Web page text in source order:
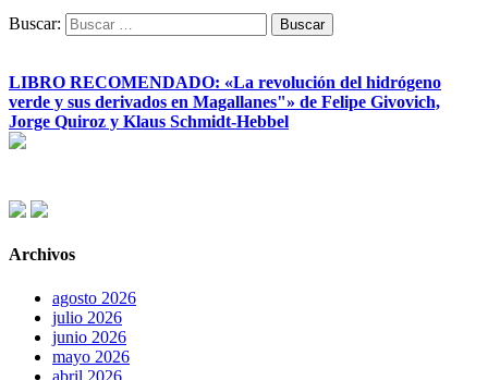
Buscar:
LIBRO RECOMENDADO: «La revolución del hidrógeno
verde y sus derivados en Magallanes"» de Felipe Givovich,
Jorge Quiroz y Klaus Schmidt-Hebbel
Archivos
agosto 2026
julio 2026
junio 2026
mayo 2026
abril 2026